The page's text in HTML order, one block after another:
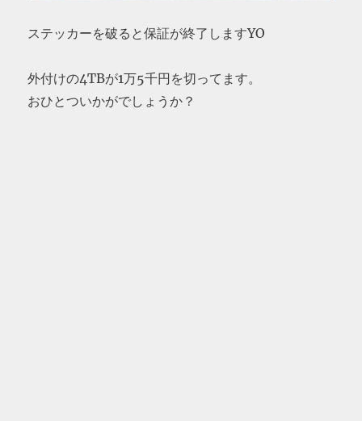
ステッカーを破ると保証が終了しますYO
外付けの4TBが1万5千円を切ってます。
おひとついかがでしょうか？